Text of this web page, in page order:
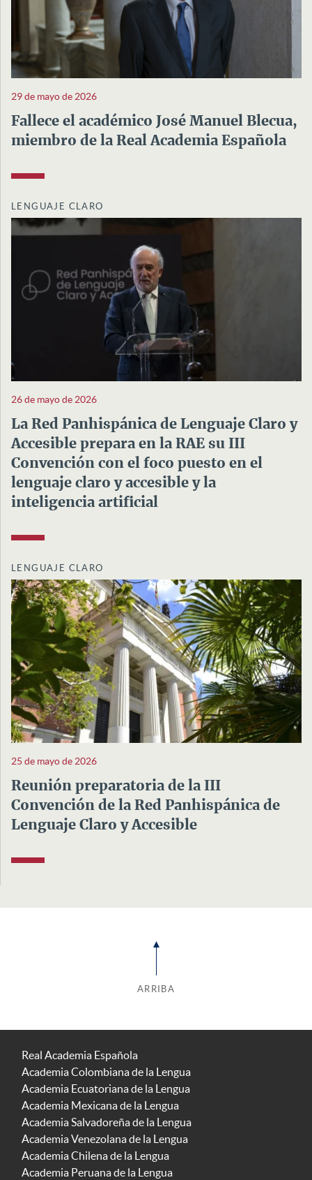
29 de mayo de 2026
Fallece el académico José Manuel Blecua,
miembro de la Real Academia Española
LENGUAJE CLARO
26 de mayo de 2026
La Red Panhispánica de Lenguaje Claro y
Accesible prepara en la RAE su III
Convención con el foco puesto en el
lenguaje claro y accesible y la
inteligencia artificial
LENGUAJE CLARO
25 de mayo de 2026
Reunión preparatoria de la III
Convención de la Red Panhispánica de
Lenguaje Claro y Accesible
ARRIBA
Real Academia Española
Academia Colombiana de la Lengua
Academia Ecuatoriana de la Lengua
Academia Mexicana de la Lengua
Academia Salvadoreña de la Lengua
Academia Venezolana de la Lengua
Academia Chilena de la Lengua
Academia Peruana de la Lengua